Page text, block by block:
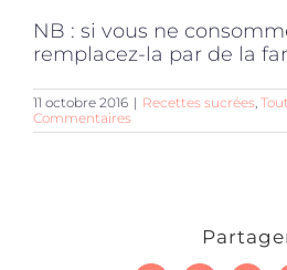
NB : si vous ne
remplacez-la par de la
11 octobre 2016 | Recettes sucrées,
Commentaires